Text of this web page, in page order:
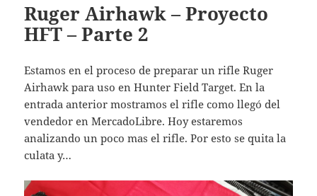
Ruger Airhawk – Proyecto
HFT – Parte 2
Estamos en el proceso de preparar un rifle Ruger
Airhawk para uso en Hunter Field Target. En la
entrada anterior mostramos el rifle como llegó del
vendedor en MercadoLibre. Hoy estaremos
analizando un poco mas el rifle. Por esto se quita la
culata y…